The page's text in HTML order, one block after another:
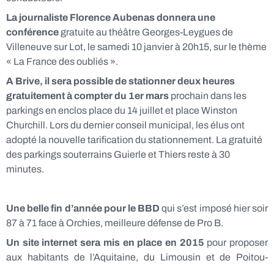
La journaliste Florence Aubenas donnera une
conférencegratuite au théâtre Georges-Leygues de
Villeneuve sur Lot, le samedi 10 janvier à 20h15, sur le thème
« La France des oubliés ».
A Brive, il sera possible de stationner deux heures
gratuitement à compter du 1er mars prochain dans les
parkings en enclos place du 14 juillet et place Winston
Churchill. Lors du dernier conseil municipal, les élus ont
adopté la nouvelle tarification du stationnement. La gratuité
des parkings souterrains Guierle et Thiers reste à 30
minutes.
Une belle fin d’année pour le BBD qui s’est imposé hier soir
87 à 71 face à Orchies, meilleure défense de Pro B.
Un site internet sera mis en place en 2015 pour proposer
aux habitants de l’Aquitaine, du Limousin et de Poitou-